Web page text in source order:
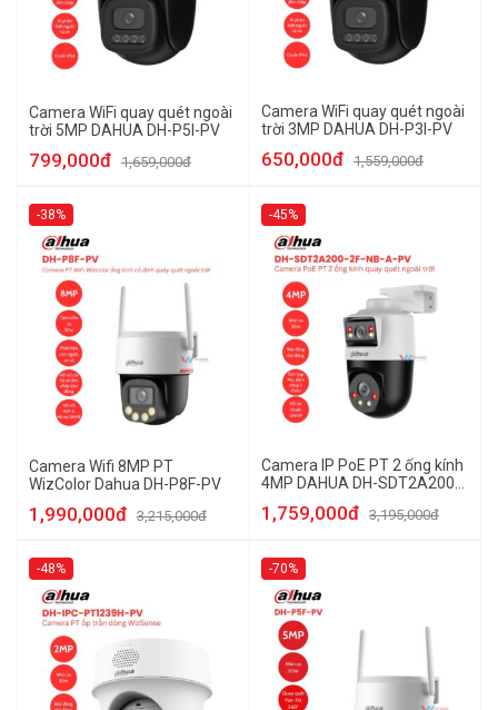
Camera WiFi quay quét ngoài
trời 5MP DAHUA DH-P5I-PV
799,000đ 1,659,000đ
Camera WiFi quay quét ngoài
trời 3MP DAHUA DH-P3I-PV
650,000đ 1,559,000đ
-38%
Camera Wifi 8MP PT
WizColor Dahua DH-P8F-PV
1,990,000đ 3,215,000đ
-45%
Camera IP PoE PT 2 ống kính
4MP DAHUA DH-SDT2A200-
1,759,000đ 3,195,000đ
-48% -70%